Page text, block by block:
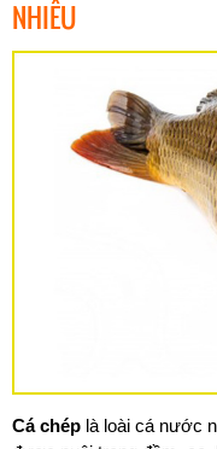
NHIÊU
Cá chép là loài cá nước